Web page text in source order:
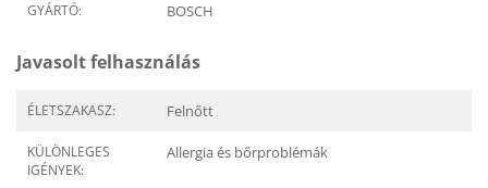
GYÁRTÓ: BOSCH
Javasolt felhasználás
ÉLETSZAKASZ: Felnőtt
KÜLÖNLEGES
IGÉNYEK:
Allergia és bőrproblémák